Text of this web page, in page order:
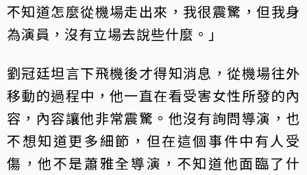
不知道怎麼從機場走出來，我很震驚，但我身
為演員，沒有立場去說些什麼。」
劉冠廷坦言下飛機後才得知消息，從機場往外
移動的過程中，他一直在看受害女性所發的內
容，內容讓他非常震驚。他沒有詢問導演，也
不想知道更多細節，但在這個事件中有人受
傷，他不是蕭雅全導演，不知道他面臨了什